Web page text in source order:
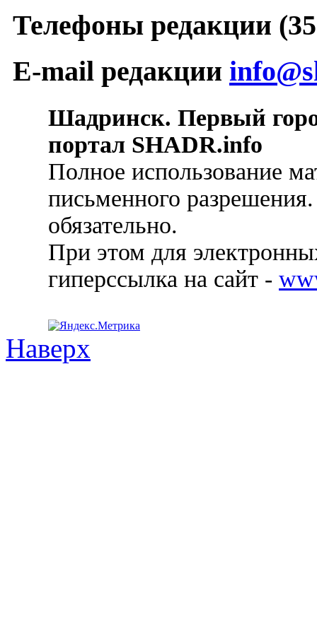
Телефоны редакции
E-mail редакции
Шадринск. Первый
портал SHADR.info
Полное использование
письменного
обязательно.
При этом для
гиперссылка на сайт -
Наверх